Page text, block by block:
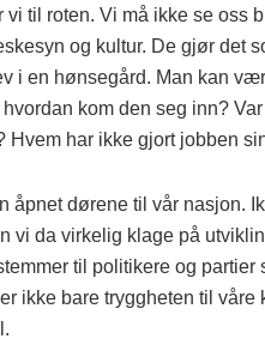
vi til roten. Vi må ikke se oss
og kultur. De gjør det
i en hønsegård. Man kan
kom den seg inn?
Hvem har ikke gjort jobben
åpnet dørene til vår nasjon.
vi da virkelig klage på
til politikere og
ikke bare tryggheten til